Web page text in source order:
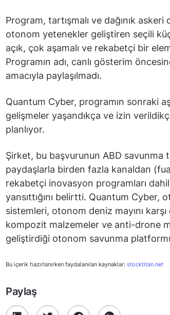
Program, tartışmalı ve dağınık
otonom yetenekler geliştiren seçili
açık, çok aşamalı ve rekabetçi bir
Programın adı, canlı gösterim
amacıyla paylaşılmadı.
Quantum Cyber, programın sonraki
gelişmeler yaşandıkça ve izin
planlıyor.
Şirket, bu başvurunun ABD savunma
paydaşlarla birden fazla kanaldan
rekabetçi inovasyon programları
yansıttığını belirtti. Quantum Cyber,
sistemleri, otonom deniz mayını
kompozit malzemeler ve anti-drone
geliştirdiği otonom savunma
Bu içerik hazırlanırken faydalanılan kaynaklar: stocktitan.net
Paylaş